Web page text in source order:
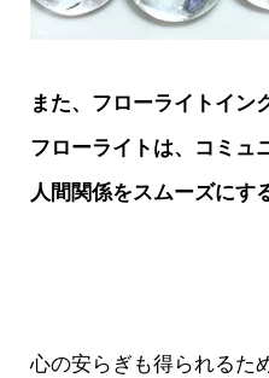
また、フローライトイン
フローライトは、コミュ
人間関係をスムーズにす
心の安らぎも得られるた